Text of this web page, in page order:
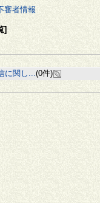
審者情報
]
に関し...(0件)